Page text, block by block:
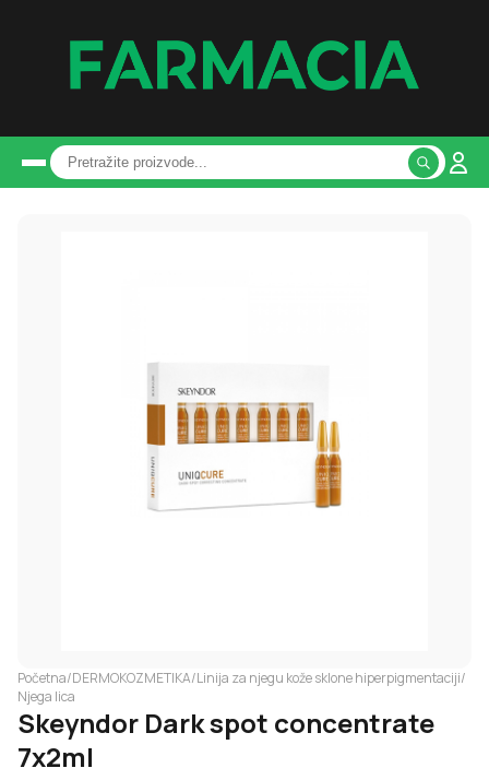
Početna/DERMOKOZMETIKA/Linija za njegu kože sklone hiperpigmentaciji/
Njega lica
Skeyndor Dark spot concentrate
7x2ml